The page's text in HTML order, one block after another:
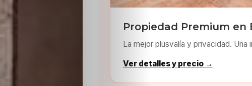
Search
Propiedad Premium en
La mejor plusvalía y privacidad.
Ver detalles y precio →